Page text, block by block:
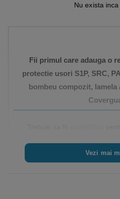
Nu exista inca
Fii primul care adauga o
protectie usori S1P, SRC,
bombeu compozit,
Vezi mai